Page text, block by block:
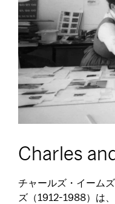
Charles
チャールズ・イーム
ズ（1912-1988）は